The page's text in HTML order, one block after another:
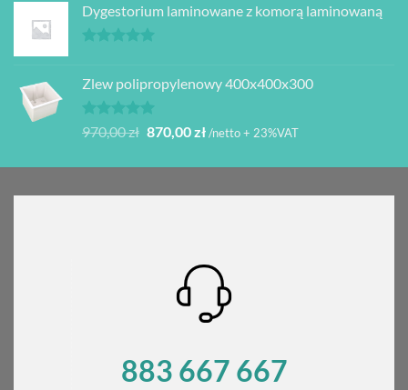
Dygestorium laminowane z komorą laminowaną
Zlew polipropylenowy 400x400x300
Oceniono
na 5
970,00zł Pierwotna
wynosiła:
870,00złAktualna
wynosi:
/netto + 23%VAT
883 667 667